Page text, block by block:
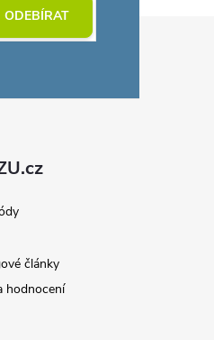
ODEBÍRAT
články
hodnocení